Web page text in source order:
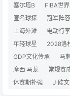
塞尔塔B FIBA世
匿名球探
冠军阵容
上海外滩
电动行
年轻球星
2028洛
GDP文化传承
马
摩西·马龙
常规赛
休赛期补强
J·欧文